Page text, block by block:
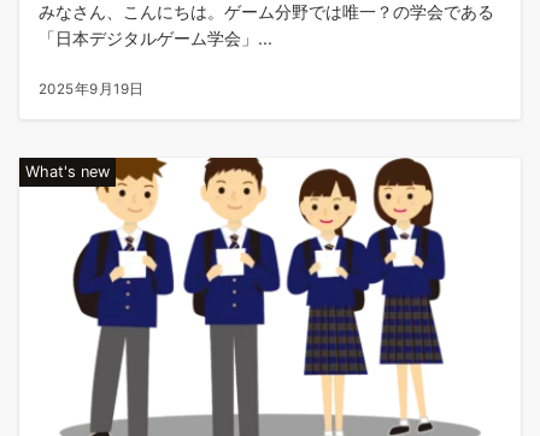
みなさん、こんにちは。ゲーム分野では唯一？の学会である
「日本デジタルゲーム学会」...
2025年9月19日
What's new